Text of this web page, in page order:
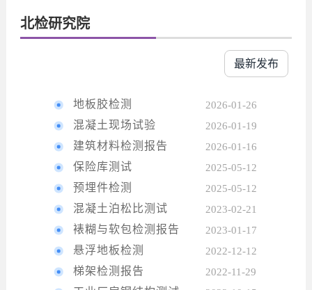
北检研究院
最新发布
地板胶检测 2026-01-26
混凝土现场试验 2026-01-19
建筑材料检测报告 2026-01-16
保险库测试 2025-05-12
预埋件检测 2025-05-12
混凝土泊松比测试 2023-02-21
裱糊与软包检测报告 2023-01-17
悬浮地板检测 2022-12-12
梯架检测报告 2022-11-29